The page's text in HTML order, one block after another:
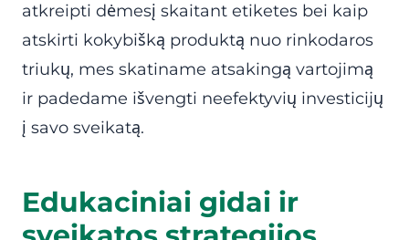
atkreipti dėmesį skaitant etiketes bei kaip
atskirti kokybišką produktą nuo rinkodaros
triukų, mes skatiname atsakingą vartojimą
ir padedame išvengti neefektyvių investicijų
į savo sveikatą.
Edukaciniai gidai ir